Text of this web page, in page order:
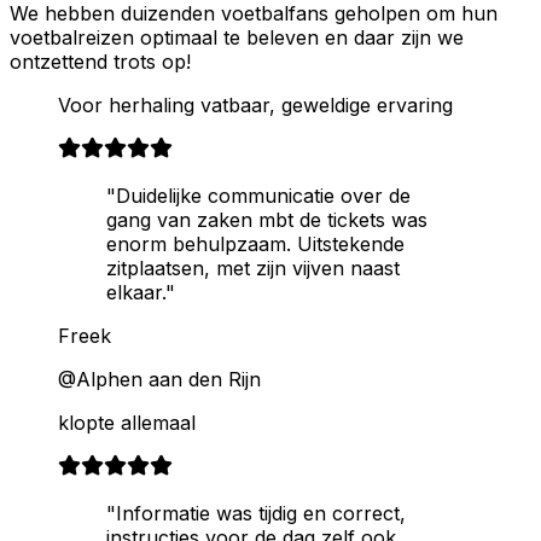
We hebben duizenden voetbalfans geholpen om hun
voetbalreizen optimaal te beleven en daar zijn we
ontzettend trots op!
Voor herhaling vatbaar, geweldige ervaring
"Duidelijke communicatie over de
gang van zaken mbt de tickets was
enorm behulpzaam. Uitstekende
zitplaatsen, met zijn vijven naast
elkaar."
Freek
@Alphen aan den Rijn
klopte allemaal
"Informatie was tijdig en correct,